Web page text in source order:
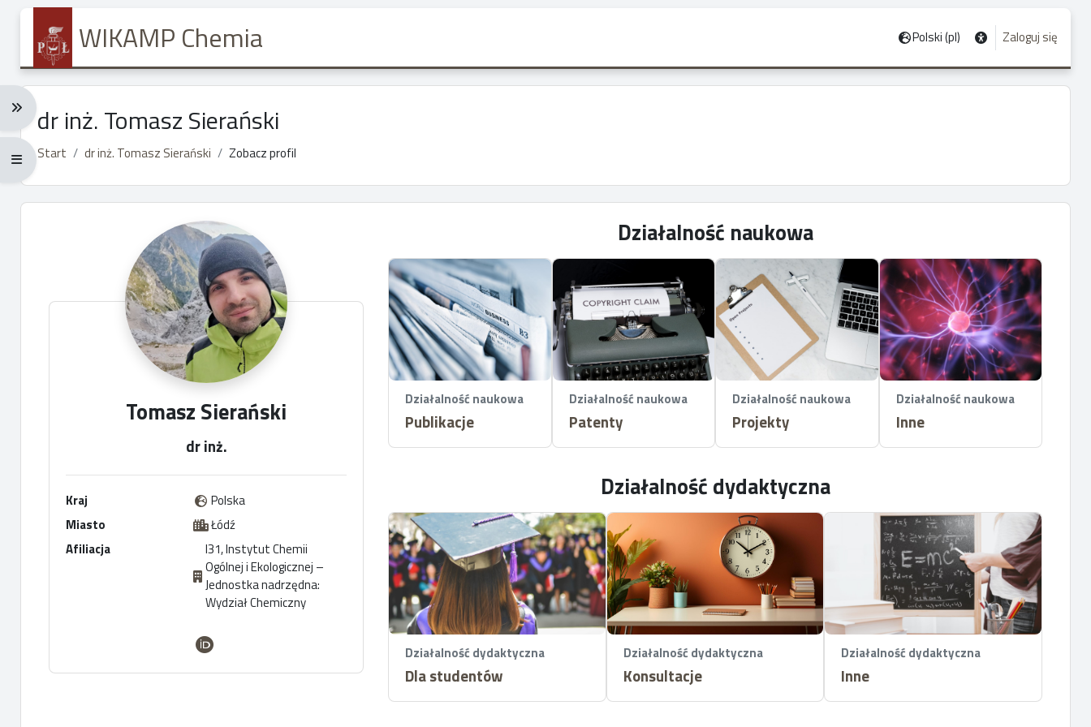
WIKAMP Chemia Polski ‎(pl)‎ Zaloguj się
Rozwiń menu nawigacji: Ctrl + Alt + →
Rozwiń menu pełnoekranowe: Ctrl + Alt + f
dr inż. Tomasz Sierański
Start dr inż. Tomasz Sierański Zobacz profil
Główne bloki treści
Tomasz Sierański
dr inż.
Kraj
Polska
Miasto
Łódź
Afiliacja
I31, Instytut Chemii
Ogólnej i Ekologicznej –
Jednostka nadrzędna:
Wydział Chemiczny
Działalność naukowa
Działalność naukowa
Publikacje
Działalność naukowa
Patenty
Działalność naukowa
Projekty
Działalność naukowa
Inne
Działalność dydaktyczna
Działalność dydaktyczna
Dla studentów
Działalność dydaktyczna
Konsultacje
Działalność dydaktyczna
Inne